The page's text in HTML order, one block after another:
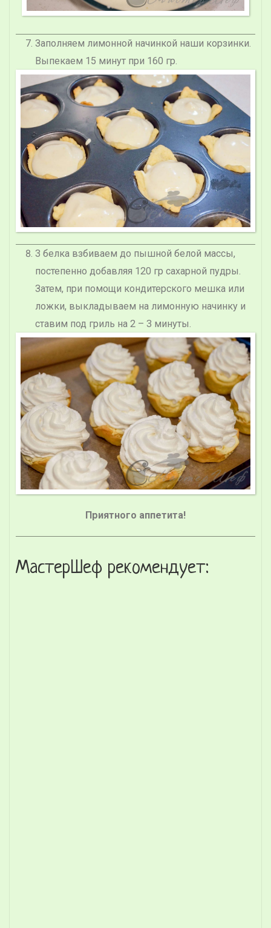
Заполняем лимонной начинкой наши корзинки.
Выпекаем 15 минут при 160 гр.
3 белка взбиваем до пышной белой массы,
постепенно добавляя 120 гр сахарной пудры.
Затем, при помощи кондитерского мешка или
ложки, выкладываем на лимонную начинку и
ставим под гриль на 2 – 3 минуты.
Приятного аппетита!
МастерШеф рекомендует: